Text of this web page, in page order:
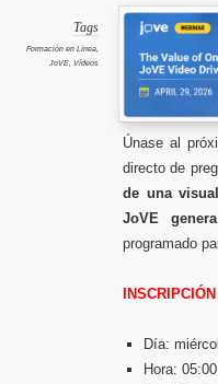
Tags
Formación en Línea,
JoVE, Vídeos
Únase al
directo de
de una
JoVE
programado
INSCRIPCIÓN
Día:
Hora: